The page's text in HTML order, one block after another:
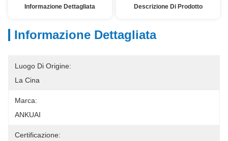
Informazione Dettagliata Descrizione Di Prodotto
Informazione Dettagliata
Luogo Di Origine:
La Cina
Marca:
ANKUAI
Certificazione: